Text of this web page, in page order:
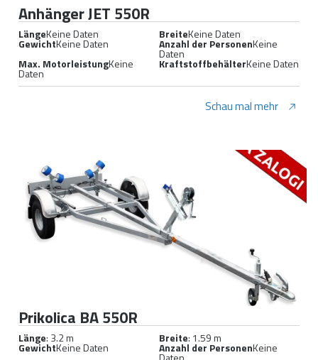
Anhänger JET 550R
LängeKeine Daten BreiteKeine Daten
GewichtKeine Daten Anzahl der PersonenKeine
Daten
Max. MotorleistungKeine
Daten
KraftstoffbehälterKeine Daten
Schau mal mehr
Prikolica BA 550R
Länge: 3.2 m Breite: 1.59 m
GewichtKeine Daten Anzahl der PersonenKeine